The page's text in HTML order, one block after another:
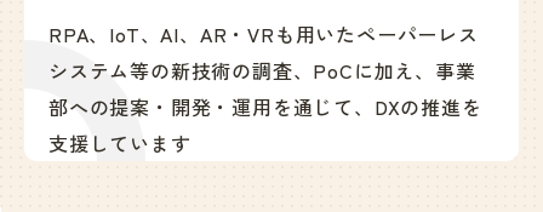
RPA、IoT、AI、AR・VRも用いたペーパーレス
システム等の新技術の調査、PoCに加え、事業
部への提案・開発・運用を通じて、DXの推進を
支援しています